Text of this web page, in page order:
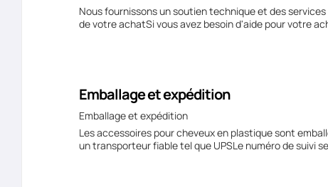
Nous fournissons un soutien technique et des
de votre achatSi vous avez besoin d'aide pour votre
Emballage et expédition
Emballage et expédition
Les accessoires pour cheveux en plastique sont
un transporteur fiable tel que UPSLe numéro de suivi